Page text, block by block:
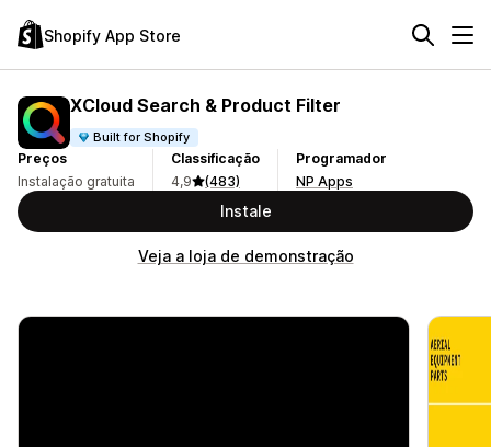
Shopify App Store
XCloud Search & Product Filter
Built for Shopify
Preços
Instalação gratuita
Classificação
4,9
(483)
Programador
NP Apps
Instale
Veja a loja de demonstração